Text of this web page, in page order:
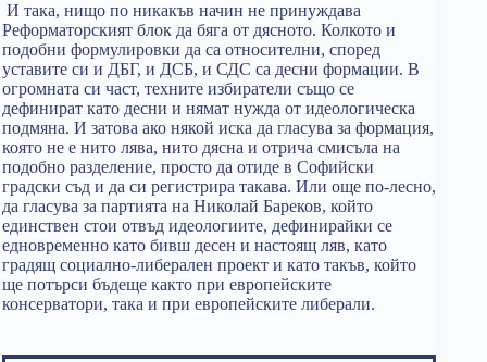
И така, нищо по никакъв начин не принуждава
Реформаторският блок да бяга от дясното. Колкото и
подобни формулировки да са относителни, според
уставите си и ДБГ, и ДСБ, и СДС са десни формации. В
огромната си част, техните избиратели също се
дефинират като десни и нямат нужда от идеологическа
подмяна. И затова ако някой иска да гласува за формация,
която не е нито лява, нито дясна и отрича смисъла на
подобно разделение, просто да отиде в Софийски
градски съд и да си регистрира такава. Или още по-лесно,
да гласува за партията на Николай Бареков, който
единствен стои отвъд идеологиите, дефинирайки се
едновременно като бивш десен и настоящ ляв, като
градящ социално-либерален проект и като такъв, който
ще потърси бъдеще както при европейските
консерватори, така и при европейските либерали.